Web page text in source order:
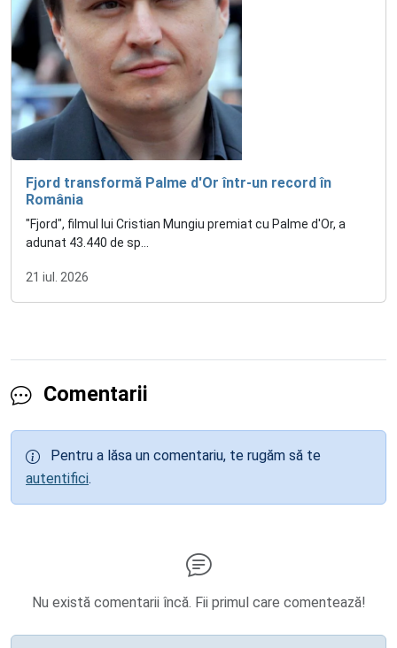
Fjord transformă Palme d'Or într-un record în
România
"Fjord", filmul lui Cristian Mungiu premiat cu Palme d'Or, a
adunat 43.440 de sp...
21 iul. 2026
Comentarii
Pentru a lăsa un comentariu, te rugăm să te
autentifici.
Nu există comentarii încă. Fii primul care comentează!